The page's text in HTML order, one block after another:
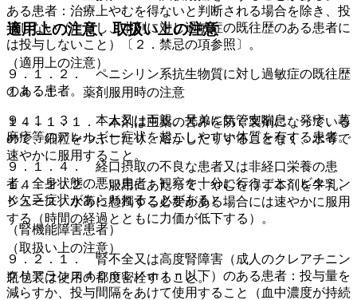
適用上の注意、取扱い上の注意
（適用上の注意）
１４．１． 薬剤服用時の注意
１４．１．１． 本剤は主薬の苦みを防ぐ製剤になっている
ので、細粒をつぶしたり、溶かしたりすることなく、水等で
速やかに服用すること。
１４．１．２． 服用にあたって、やむを得ず本剤を牛乳、
ジュース、水等に懸濁する必要がある場合には速やかに服用
する（時間の経過とともに力価が低下する）。
（取扱い上の注意）
瓶包装は使用の都度密栓すること。
ある患者：治療上やむを得ないと判断される場合を除き、投
与しない（ただし、本剤に対し過敏症の既往歴のある患者に
は投与しないこと）〔２．禁忌の項参照〕。
９．１．２． ペニシリン系抗生物質に対し過敏症の既往歴
のある患者。
９．１．３． 本人又は両親、兄弟に気管支喘息、発疹、蕁
麻疹等のアレルギー症状を起こしやすい体質を有する患者。
９．１．４． 経口摂取の不良な患者又は非経口栄養の患
者、全身状態の悪い患者：観察を十分に行うこと（ビタミン
Ｋ欠乏症状があらわれることがある）。
（腎機能障害患者）
９．２．１． 腎不全又は高度腎障害（成人のクレアチニン
クリアランス４０ｍＬ／ｍｉｎ以下）のある患者：投与量を
減らすか、投与間隔をあけて使用すること（血中濃度が持続